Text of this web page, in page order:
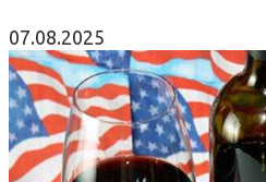
07.08.2025